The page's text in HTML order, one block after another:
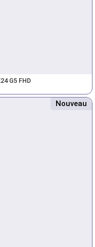
G5 FHD
Nouveau